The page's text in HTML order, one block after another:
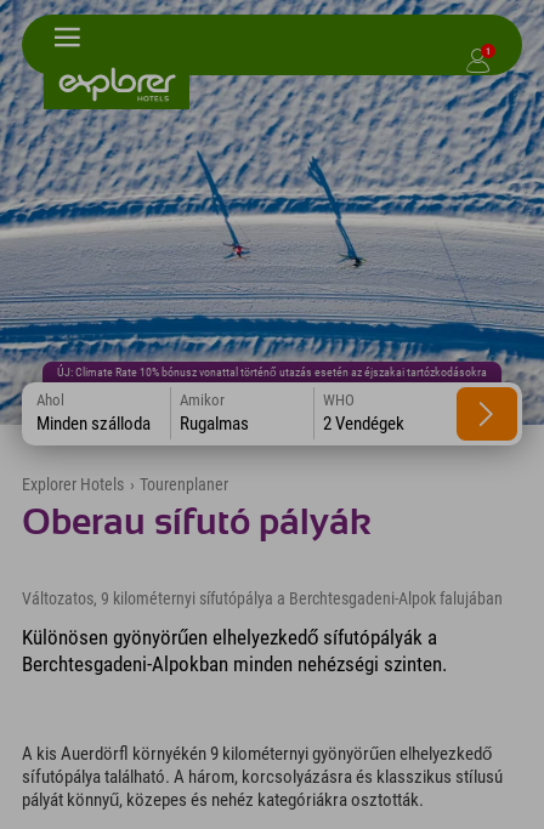
1
ÚJ: Climate Rate 10% bónusz vonattal történő utazás esetén az éjszakai tartózkodásokra
Ahol
Minden szálloda
Amikor
Rugalmas
WHO
2 Vendégek
Explorer Hotels › Tourenplaner
Oberau sífutó pályák
Változatos, 9 kilométernyi sífutópálya a Berchtesgadeni-Alpok falujában
Különösen gyönyörűen elhelyezkedő sífutópályák a
Berchtesgadeni-Alpokban minden nehézségi szinten.
A kis Auerdörfl környékén 9 kilométernyi gyönyörűen elhelyezkedő
sífutópálya található. A három, korcsolyázásra és klasszikus stílusú
pályát könnyű, közepes és nehéz kategóriákra osztották.